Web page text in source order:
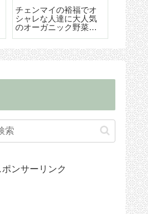
チェンマイ（タイ）長
期滞在生活のためのリ
タイヤメント（NON-
【
マイ空
ド 降
ら市内
手続き
ポンサーリンク